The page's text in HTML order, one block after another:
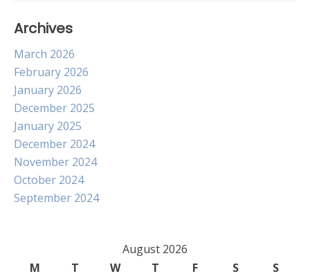
Archives
March 2026
February 2026
January 2026
December 2025
January 2025
December 2024
November 2024
October 2024
September 2024
August 2026
M
T W T F S
S